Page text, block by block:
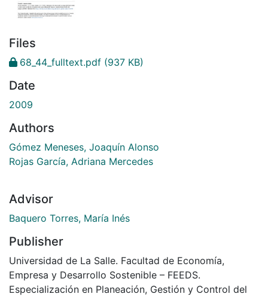
Files
68_44_fulltext.pdf (937 KB)
Date
2009
Authors
Gómez Meneses, Joaquín Alonso
Rojas García, Adriana Mercedes
Advisor
Baquero Torres, María Inés
Publisher
Universidad de La Salle. Facultad de Economía,
Empresa y Desarrollo Sostenible – FEEDS.
Especialización en Planeación, Gestión y Control del